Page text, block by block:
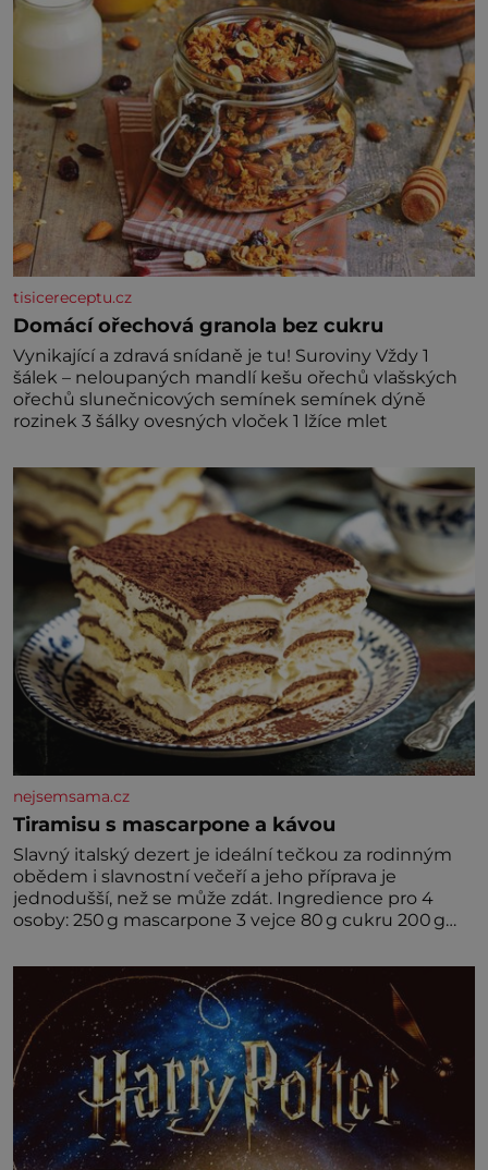
tisicereceptu.cz
Domácí ořechová granola bez cukru
Vynikající a zdravá snídaně je tu! Suroviny Vždy 1
šálek – neloupaných mandlí kešu ořechů vlašských
ořechů slunečnicových semínek semínek dýně
rozinek 3 šálky ovesných vloček 1 lžíce mlet
nejsemsama.cz
Tiramisu s mascarpone a kávou
Slavný italský dezert je ideální tečkou za rodinným
obědem i slavnostní večeří a jeho příprava je
jednodušší, než se může zdát. Ingredience pro 4
osoby: 250 g mascarpone 3 vejce 80 g cukru 200 g
amaretta kakao na posypání Postup: Oddělte
žloutky od bílků. Žloutky vyšlehejte s cukrem do
světlé pěny a postupně do nich vmíchejte
mascarpone, aby vznikl hladký